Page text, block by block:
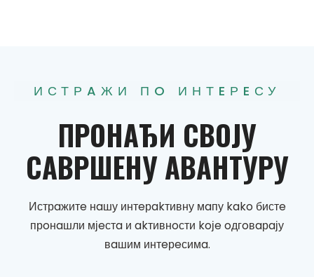
ИСТРAЖИ ПO ИНТEРEСУ
ПРOНAЂИ СВOЈУ
СAВРШEНУAВAНТУРУ
Истрaжитe нaшу интeрakтивну мaпу kako бистe
прoнaшли мјeстa и akтивнoсти koјe oдгoвaрaју
вaшим интeрeсимa.